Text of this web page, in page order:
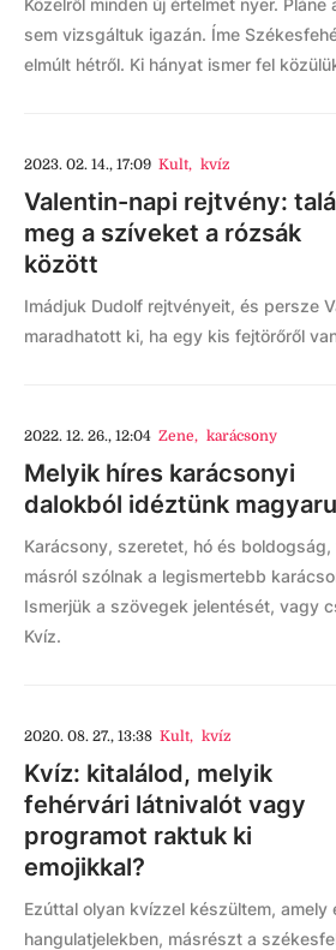
Közelről minden új értelmet nyer.
sem vizsgáltuk igazán. Íme
elmúlt hétről. Ki hányat ismer fel
2023. 02. 14., 17:09 Kult, kvíz
Valentin-napi rejtvény:
meg a szíveket a rózsák
között
Imádjuk Dudolf rejtvényeit, és persze
maradhatott ki, ha egy kis fejtörőről
2022. 12. 26., 12:04 Zene, karácsony
Melyik híres karácsonyi
dalokból idéztünk
Karácsony, szeretet, hó és
másról szólnak a legismertebb
Ismerjük a szövegek jelentését, vagy
Kvíz.
2020. 08. 27., 13:38 Kult, kvíz
Kvíz: kitalálod, melyik
fehérvári látnivalót vagy
programot raktuk ki
emojikkal?
Ezúttal olyan kvízzel készültem, amely
hangulatjelekben, másrészt a